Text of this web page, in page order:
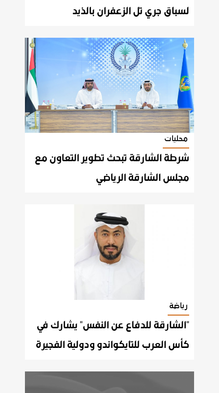
لسباق جري تل الزعفران بالذيد
محليات
شرطة الشارقة تبحث تطوير التعاون مع
مجلس الشارقة الرياضي
رياضة
"الشارقة للدفاع عن النفس" يشارك في
كأس العرب للتايكواندو ودولية الفجيرة